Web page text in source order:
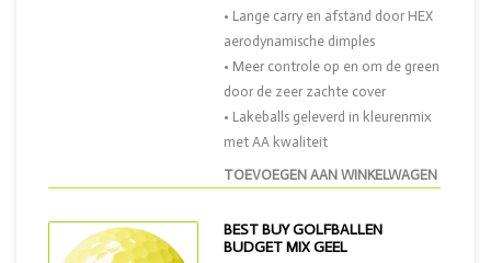
TOEVOEGEN AAN WINKELWAGEN
• Lange carry en afstand door HEX
aerodynamische dimples
• Meer controle op en om de green
door de zeer zachte cover
• Lakeballs geleverd in kleurenmix
met AA kwaliteit
BEST BUY GOLFBALLEN
BUDGET MIX GEEL